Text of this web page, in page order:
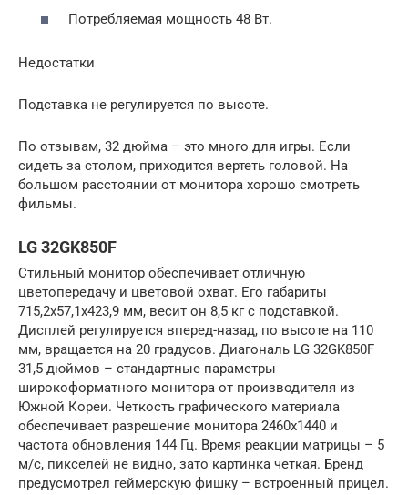
Потребляемая мощность 48 Вт.
Недостатки
Подставка не регулируется по высоте.
По отзывам, 32 дюйма – это много для игры. Если
сидеть за столом, приходится вертеть головой. На
большом расстоянии от монитора хорошо смотреть
фильмы.
LG 32GK850F
Стильный монитор обеспечивает отличную
цветопередачу и цветовой охват. Его габариты
715,2х57,1х423,9 мм, весит он 8,5 кг с подставкой.
Дисплей регулируется вперед-назад, по высоте на 110
мм, вращается на 20 градусов. Диагональ LG 32GK850F
31,5 дюймов – стандартные параметры
широкоформатного монитора от производителя из
Южной Кореи. Четкость графического материала
обеспечивает разрешение монитора 2460х1440 и
частота обновления 144 Гц. Время реакции матрицы – 5
м/с, пикселей не видно, зато картинка четкая. Бренд
предусмотрел геймерскую фишку – встроенный прицел.